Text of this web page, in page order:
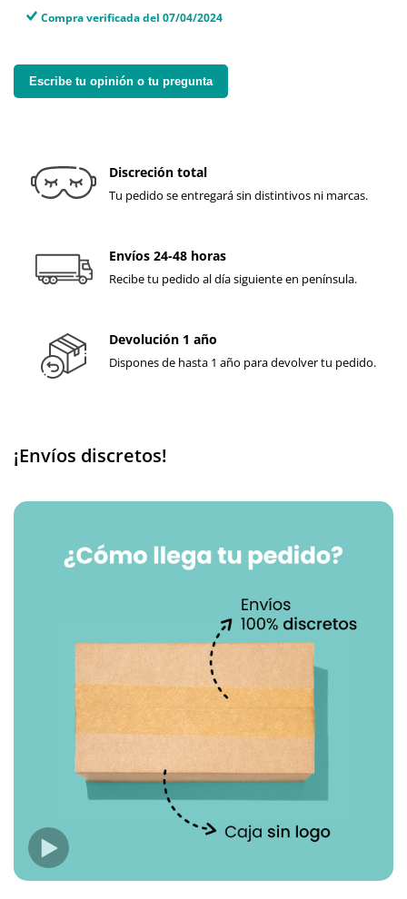
Compra verificada del 07/04/2024
Escribe tu opinión o tu pregunta
Discreción total
Tu pedido se entregará sin distintivos ni marcas.
Envíos 24-48 horas
Recibe tu pedido al día siguiente en península.
Devolución 1 año
Dispones de hasta 1 año para devolver tu pedido.
¡Envíos discretos!